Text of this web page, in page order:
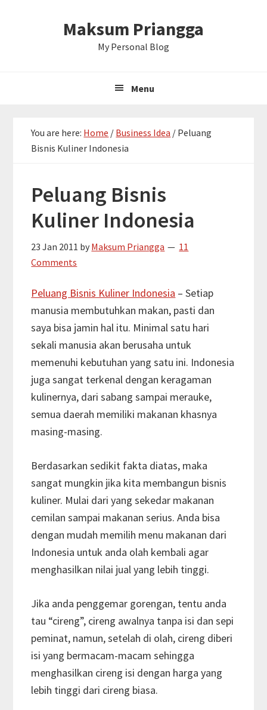
Maksum Priangga
My Personal Blog
Menu
You are here: Home / Business Idea / Peluang
Bisnis Kuliner Indonesia
Peluang Bisnis
Kuliner Indonesia
23 Jan 2011 by Maksum Priangga
11
Comments
Peluang Bisnis Kuliner Indonesia – Setiap
manusia membutuhkan makan, pasti dan
saya bisa jamin hal itu. Minimal satu hari
sekali manusia akan berusaha untuk
memenuhi kebutuhan yang satu ini. Indonesia
juga sangat terkenal dengan keragaman
kulinernya, dari sabang sampai merauke,
semua daerah memiliki makanan khasnya
masing-masing.
Berdasarkan sedikit fakta diatas, maka
sangat mungkin jika kita membangun bisnis
kuliner. Mulai dari yang sekedar makanan
cemilan sampai makanan serius. Anda bisa
dengan mudah memilih menu makanan dari
Indonesia untuk anda olah kembali agar
menghasilkan nilai jual yang lebih tinggi.
Jika anda penggemar gorengan, tentu anda
tau “cireng”, cireng awalnya tanpa isi dan sepi
peminat, namun, setelah di olah, cireng diberi
isi yang bermacam-macam sehingga
menghasilkan cireng isi dengan harga yang
lebih tinggi dari cireng biasa.